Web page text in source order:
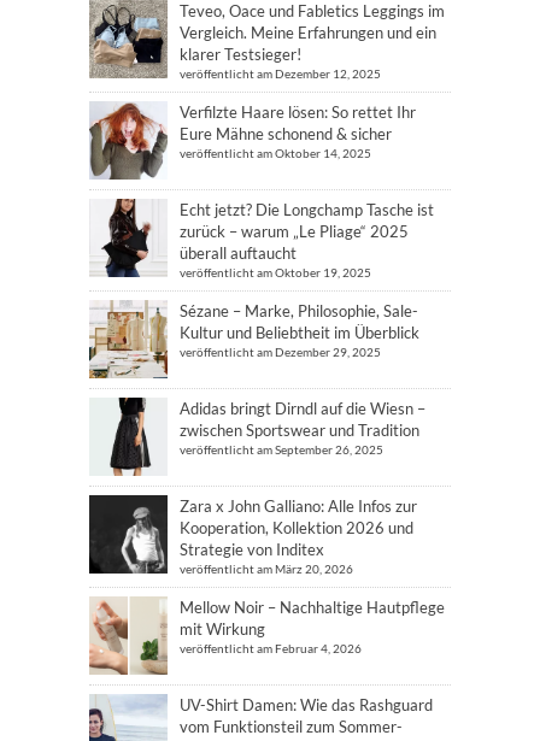
Teveo, Oace und Fabletics Leggings im
Vergleich. Meine Erfahrungen und ein
klarer Testsieger!
veröffentlicht am Dezember 12, 2025
Verfilzte Haare lösen: So rettet Ihr
Eure Mähne schonend & sicher
veröffentlicht am Oktober 14, 2025
Echt jetzt? Die Longchamp Tasche ist
zurück – warum „Le Pliage“ 2025
überall auftaucht
veröffentlicht am Oktober 19, 2025
Sézane – Marke, Philosophie, Sale-
Kultur und Beliebtheit im Überblick
veröffentlicht am Dezember 29, 2025
Adidas bringt Dirndl auf die Wiesn –
zwischen Sportswear und Tradition
veröffentlicht am September 26, 2025
Zara x John Galliano: Alle Infos zur
Kooperation, Kollektion 2026 und
Strategie von Inditex
veröffentlicht am März 20, 2026
Mellow Noir – Nachhaltige Hautpflege
mit Wirkung
veröffentlicht am Februar 4, 2026
UV-Shirt Damen: Wie das Rashguard
vom Funktionsteil zum Sommer-